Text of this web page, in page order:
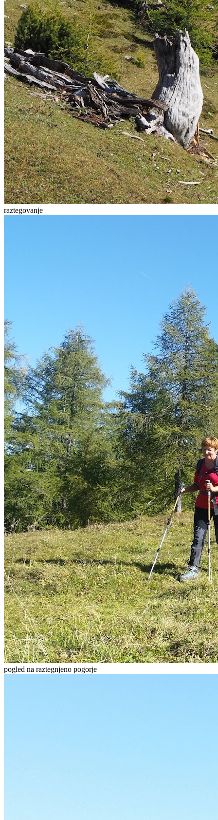
raztegovanje
pogled na raztegnjeno pogorje